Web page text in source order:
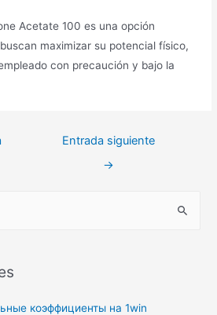
Acetate 100 es una opción
maximizar su potencial físico,
con precaución y bajo la
Entrada siguiente
→
коэффициенты на 1win